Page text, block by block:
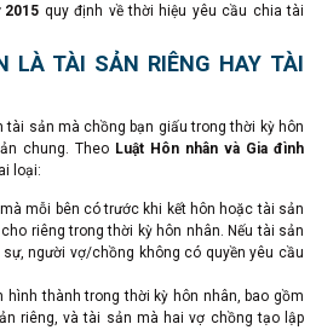
2015 quy định về thời hiệu yêu cầu chia tài
LÀ TÀI SẢN RIÊNG HAY TÀI
tài sản mà chồng bạn giấu trong thời kỳ hôn
chung. Theo Luật Hôn nhân và Gia đình
loại:
mỗi bên có trước khi kết hôn hoặc tài sản
riêng trong thời kỳ hôn nhân. Nếu tài sản
người vợ/chồng không có quyền yêu cầu
hình thành trong thời kỳ hôn nhân, bao gồm
riêng, và tài sản mà hai vợ chồng tạo lập